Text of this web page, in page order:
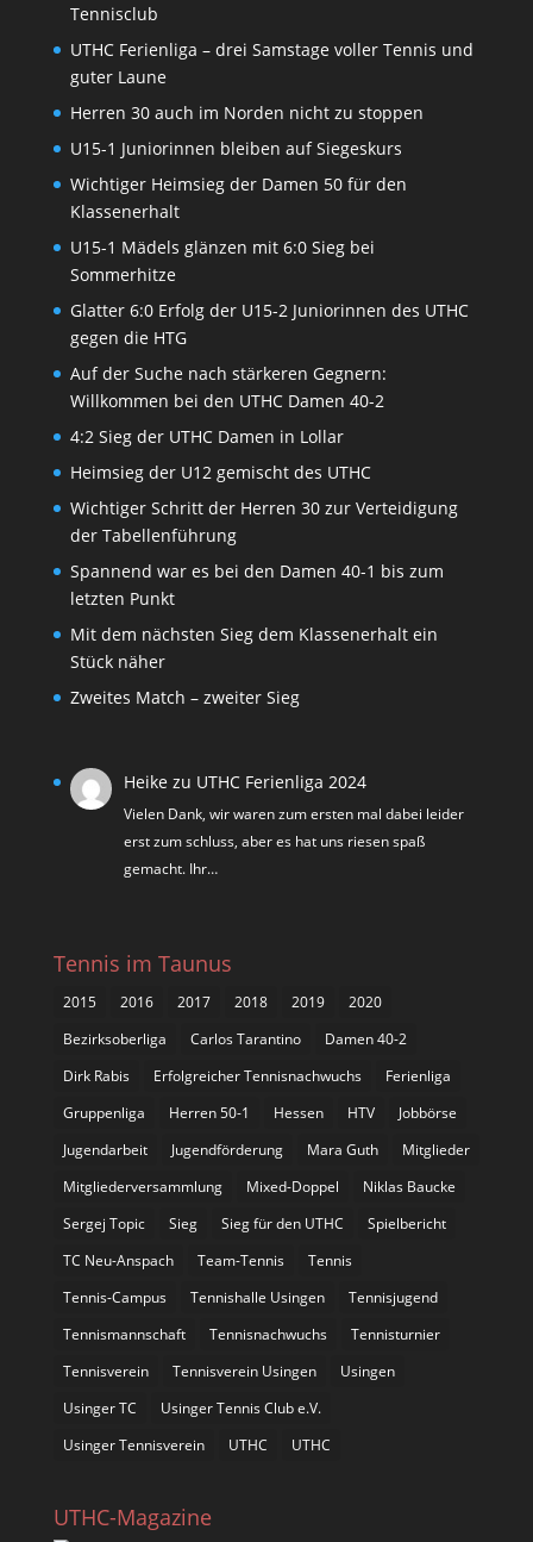
Tennisclub
UTHC Ferienliga – drei Samstage voller Tennis und
guter Laune
Herren 30 auch im Norden nicht zu stoppen
U15-1 Juniorinnen bleiben auf Siegeskurs
Wichtiger Heimsieg der Damen 50 für den
Klassenerhalt
U15-1 Mädels glänzen mit 6:0 Sieg bei
Sommerhitze
Glatter 6:0 Erfolg der U15-2 Juniorinnen des UTHC
gegen die HTG
Auf der Suche nach stärkeren Gegnern:
Willkommen bei den UTHC Damen 40-2
4:2 Sieg der UTHC Damen in Lollar
Heimsieg der U12 gemischt des UTHC
Wichtiger Schritt der Herren 30 zur Verteidigung
der Tabellenführung
Spannend war es bei den Damen 40-1 bis zum
letzten Punkt
Mit dem nächsten Sieg dem Klassenerhalt ein
Stück näher
Zweites Match – zweiter Sieg
Heike zu UTHC Ferienliga 2024
Vielen Dank, wir waren zum ersten mal dabei leider
erst zum schluss, aber es hat uns riesen spaß
gemacht. Ihr…
Tennis im Taunus
2015 2016 2017 2018 2019
2020
Bezirksoberliga
Carlos Tarantino
Damen 40-2
Dirk Rabis
Erfolgreicher Tennisnachwuchs
Ferienliga
Gruppenliga
Herren 50-1 Hessen HTV
Jobbörse
Jugendarbeit
Jugendförderung Mara Guth
Mitglieder
Mitgliederversammlung
Mixed-Doppel
Niklas Baucke
Sergej Topic
Sieg Sieg für den UTHC
Spielbericht
TC Neu-Anspach
Team-Tennis
Tennis
Tennis-Campus
Tennishalle Usingen
Tennisjugend
Tennismannschaft
Tennisnachwuchs
Tennisturnier
Tennisverein
Tennisverein Usingen
Usingen
Usinger TC
Usinger Tennis Club e.V.
Usinger Tennisverein
UTHC UTHC
UTHC-Magazine